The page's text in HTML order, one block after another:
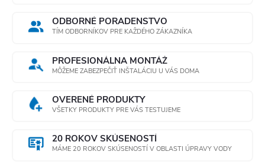
ODBORNÉ PORADENSTVO
TÍM ODBORNÍKOV PRE KAŽDÉHO ZÁKAZNÍKA
PROFESIONÁLNA MONTÁŽ
MÔŽEME ZABEZPEČIŤ INŠTALÁCIU U VÁS DOMA
OVERENÉ PRODUKTY
VŠETKY PRODUKTY PRE VÁS TESTUJEME
20 ROKOV SKÚSENOSTÍ
MÁME 20 ROKOV SKÚSENOSTÍ V OBLASTI ÚPRAVY VODY